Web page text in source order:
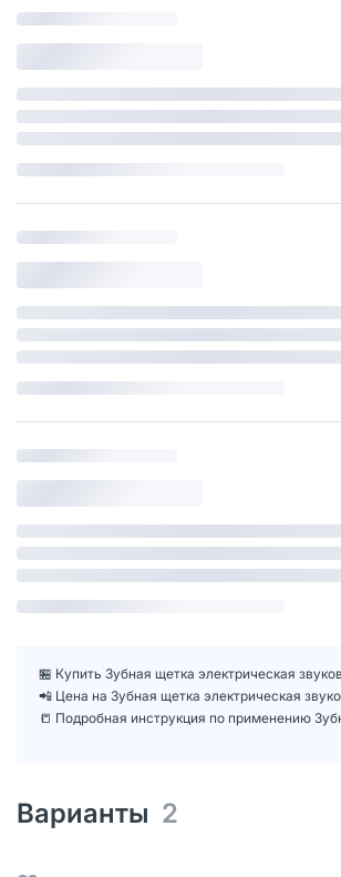
🏪 Купить Зубная щетка электрическая
📲 Цена на Зубная щетка электрическая
📒 Подробная инструкция по применению
Варианты 2